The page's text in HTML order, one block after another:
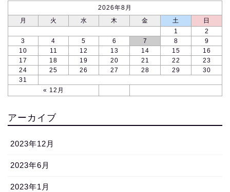
2026年8月
月
火 水 木 金 土 日
« 12月
1
2
3
4 5 6 7 8
9
10
11 12 13 14 15
16
17
18 19 20 21 22
23
24
25 26 27 28 29
30
31
アーカイブ
2023年12月
2023年6月
2023年1月